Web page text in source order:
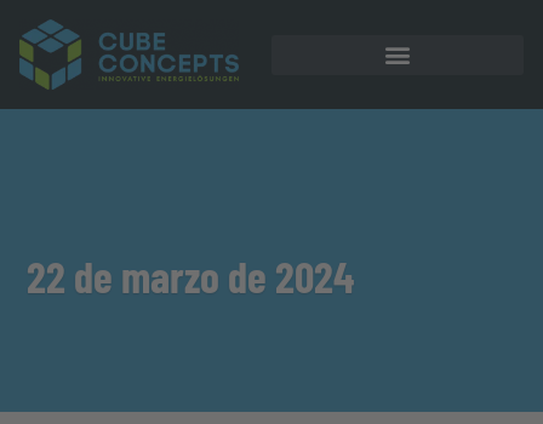
22 de marzo de 2024